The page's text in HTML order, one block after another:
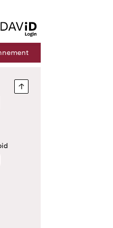
login
Nach oben springen